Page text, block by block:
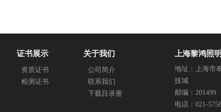
证书展示
· 资质证书
· 检测证书
关于我们
· 公司简介
· 联系我们
· 下载目录册
上海黎鸿照
地址：上海市
技城
邮编：201499
电话：021-